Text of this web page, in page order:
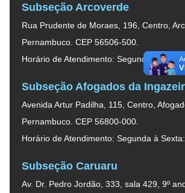
Subseção Arcoverde
Rua Prudente de Moraes, 196, Centro,
Pernambuco. CEP 56506-500.
Horário de Atendimento: Segunda à
Subseção Afogados da
Avenida Artur Padilha, 115, Centro,
Pernambuco. CEP 56800-000.
Horário de Atendimento: Segunda à
Subseção Caruaru
Av. Dr. Pedro Jordão, 333, sala 429, 9º